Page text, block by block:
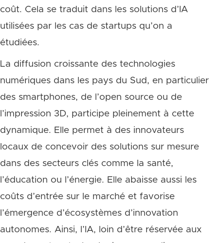
coût. Cela se traduit dans les solutions d’IA
utilisées par les cas de startups qu’on a
étudiées.
La diffusion croissante des technologies
numériques dans les pays du Sud, en particulier
des smartphones, de l’open source ou de
l’impression 3D, participe pleinement à cette
dynamique. Elle permet à des innovateurs
locaux de concevoir des solutions sur mesure
dans des secteurs clés comme la santé,
l’éducation ou l’énergie. Elle abaisse aussi les
coûts d’entrée sur le marché et favorise
l’émergence d’écosystèmes d’innovation
autonomes. Ainsi, l’IA, loin d’être réservée aux